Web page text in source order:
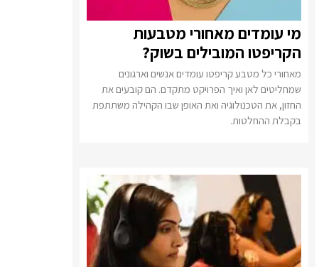
מי עומדים מאחורי מטבעות
הקריפטו המובילים בשוק?
מאחורי כל מטבע קריפטו עומדים אנשים וארגונים
שמחליטים לאן ואיך הפרויקט מתקדם. הם קובעים את
החזון, את הטכנולוגיה ואת האופן שבו הקהילה משתתפת
בקבלת ההחלטות.